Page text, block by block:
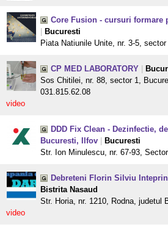
Core Fusion - cursuri formare
Bucuresti
Piata Natiunile Unite, nr. 3-5,
CP MED LABORATORY
Sos Chitilei, nr. 88, sector 1,
031.815.62.08
video
DDD Fix Clean - Dezinfectie,
Bucuresti, Ilfov
Bucuresti
Str. Ion Minulescu, nr. 67-93,
Debreteni Florin Silviu
Bistrita Nasaud
Str. Horia, nr. 1210, Rodna, judetul
video